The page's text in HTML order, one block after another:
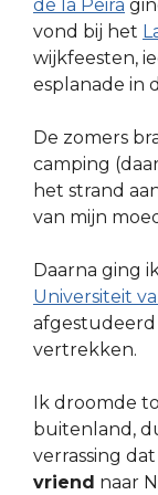
de la Peira
vond bij het
wijkfeesten,
esplanade in
De zomers
camping
het strand
van mijn
Daarna ging
Universiteit
vertrekken.
Ik droomde
buitenland,
verrassing
vriend naar